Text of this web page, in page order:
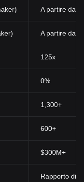
A partire dallo
A partire
125x
0%
1,300+
600+
$300M+
Rapporto di